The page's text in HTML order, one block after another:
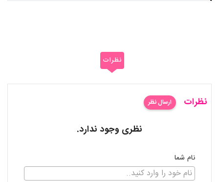
نظرات
نظرات ارسال نظر
نظری وجود ندارد.
نام شما